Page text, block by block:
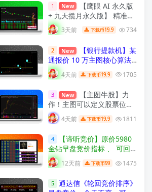
1 New
【鹰眼 AI 永久版
+ 九天揽月永久版】 精准买
卖拐点 九维共振过滤假信号
通达信双指标完整分析与实
战用法 解密
列】
3天前 下载币19.9 734
2 New
【银行提款机】某
通报价 10 万主图核心算法
｜雷同同源复刻版，核心交
易信号逻辑一致，通达信主
图指标！ 【实战指标系列】
4天前 下载币19.9 1705
3 New
【主图牛股】力
作！主图可以定义股票位置
高低，定义是否牛股《通达
信主图，源码无加密》！
【实战指标系列】
4天前 下载币19.9 1811
4
【谛听竞价】原价5980
金钻早盘竞价指标 、 可回
测历史数据、信号全天不变
、手机电脑通用、 源码开
放、 可永久使用！
【金指标
系列】
12天前 下载币99 1475
5 通达信《轮回竞价排序》